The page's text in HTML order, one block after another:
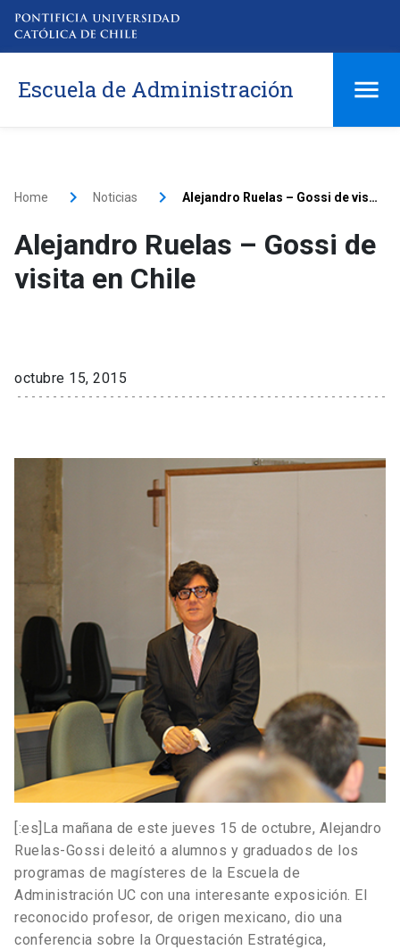
Escuela de Administración
Home Noticias Alejandro Ruelas – Gossi de visita en Chile
Alejandro Ruelas – Gossi de
visita en Chile
octubre 15, 2015
[:es]La mañana de este jueves 15 de octubre, Alejandro
Ruelas-Gossi deleitó a alumnos y graduados de los
programas de magísteres de la Escuela de
Administración UC con una interesante exposición. El
reconocido profesor, de origen mexicano, dio una
conferencia sobre la Orquestación Estratégica,